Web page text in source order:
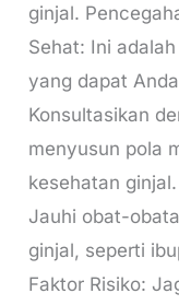
ginjal.
Sehat: Ini
yang dapat
Konsultasikan
menyusun pola
kesehatan
Jauhi obat-
ginjal, seperti
Faktor Risiko: